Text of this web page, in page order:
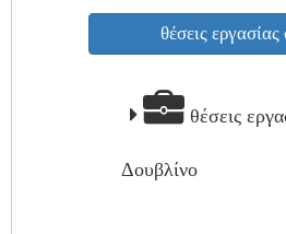
θέσεις
θέσεις
Δουβλίνο